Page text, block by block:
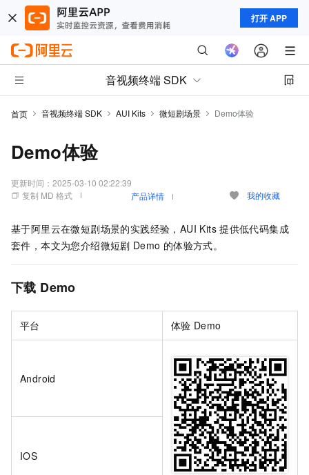
打开 APP
音视频终端 SDK
首页 音视频终端 SDK AUI Kits 微短剧场景 Demo体验
Demo体验
更新时间： 2025-03-10 02:22:39
复制 MD 格式
产品详情 我的收藏
基于阿里云在微短剧场景的实践经验，AUI Kits 提供低代码集成
套件，本文为您介绍微短剧 Demo 的体验方式。
下载 Demo
平台 体验 Demo
Android
IOS